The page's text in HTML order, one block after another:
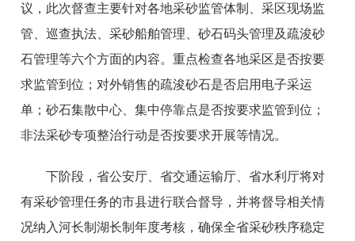
议，此次督查主要针对各地采砂监管体制、采区现场监
管、巡查执法、采砂船舶管理、砂石码头管理及疏浚砂
石管理等六个方面的内容。重点检查各地采区是否按要
求监管到位；对外销售的疏浚砂石是否启用电子采运
单；砂石集散中心、集中停靠点是否按要求监管到位；
非法采砂专项整治行动是否按要求开展等情况。
下阶段，省公安厅、省交通运输厅、省水利厅将对
有采砂管理任务的市县进行联合督导，并将督导相关情
况纳入河长制湖长制年度考核，确保全省采砂秩序稳定